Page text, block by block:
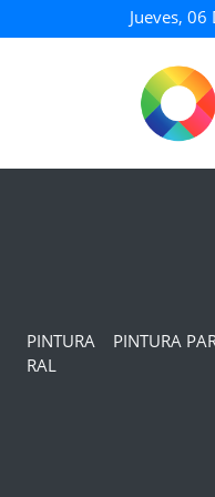
Jueves,
PINTURA
RAL
PINTURA